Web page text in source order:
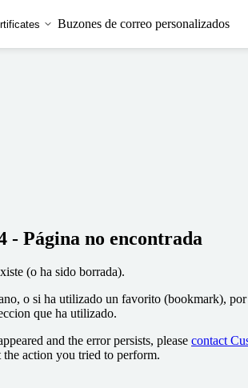
Buzones de correo personalizados
- Página no encontrada
(o ha sido borrada).
o si ha utilizado un favorito (bookmark),
que ha utilizado.
and the error persists, please contact
action you tried to perform.